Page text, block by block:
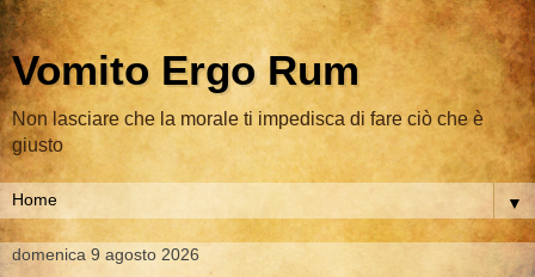
Vomito Ergo Rum
Non lasciare che la morale ti impedisca di fare ciò che è
giusto
▼
domenica 9 agosto 2026